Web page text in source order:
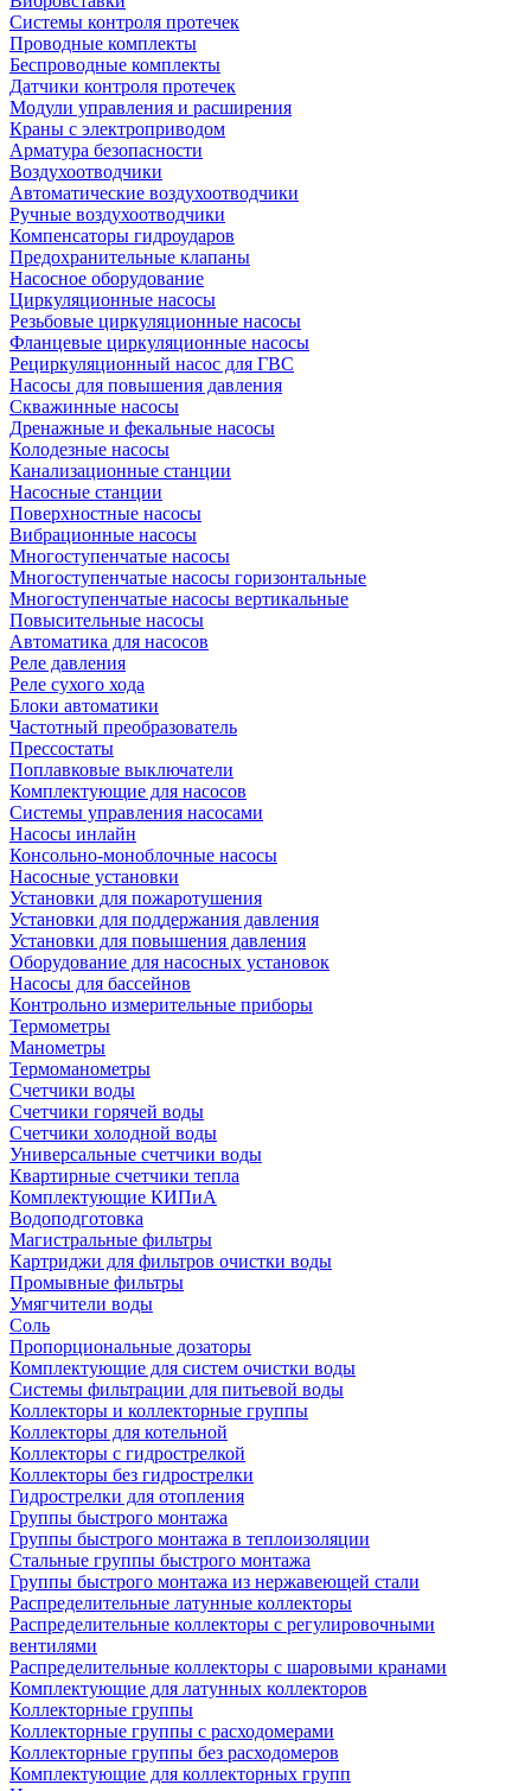
Системы контроля протечек
Проводные комплекты
Беспроводные комплекты
Датчики контроля протечек
Модули управления и расширения
Краны с электроприводом
Арматура безопасности
Воздухоотводчики
Автоматические воздухоотводчики
Ручные воздухоотводчики
Компенсаторы гидроударов
Предохранительные клапаны
Насосное оборудование
Циркуляционные насосы
Резьбовые циркуляционные насосы
Фланцевые циркуляционные насосы
Рециркуляционный насос для ГВС
Насосы для повышения давления
Скважинные насосы
Дренажные и фекальные насосы
Колодезные насосы
Канализационные станции
Насосные станции
Поверхностные насосы
Вибрационные насосы
Многоступенчатые насосы
Многоступенчатые насосы горизонтальные
Многоступенчатые насосы вертикальные
Повысительные насосы
Автоматика для насосов
Реле давления
Реле сухого хода
Блоки автоматики
Частотный преобразователь
Прессостаты
Поплавковые выключатели
Комплектующие для насосов
Системы управления насосами
Насосы инлайн
Консольно-моноблочные насосы
Насосные установки
Установки для пожаротушения
Установки для поддержания давления
Установки для повышения давления
Оборудование для насосных установок
Насосы для бассейнов
Контрольно измерительные приборы
Термометры
Манометры
Термоманометры
Счетчики воды
Счетчики горячей воды
Счетчики холодной воды
Универсальные счетчики воды
Квартирные счетчики тепла
Комплектующие КИПиА
Водоподготовка
Магистральные фильтры
Картриджи для фильтров очистки воды
Промывные фильтры
Умягчители воды
Соль
Пропорциональные дозаторы
Комплектующие для систем очистки воды
Системы фильтрации для питьевой воды
Коллекторы и коллекторные группы
Коллекторы для котельной
Коллекторы с гидрострелкой
Коллекторы без гидрострелки
Гидрострелки для отопления
Группы быстрого монтажа
Группы быстрого монтажа в теплоизоляции
Стальные группы быстрого монтажа
Группы быстрого монтажа из нержавеющей стали
Распределительные латунные коллекторы
Распределительные коллекторы с регулировочными
вентилями
Распределительные коллекторы с шаровыми кранами
Комплектующие для латунных коллекторов
Коллекторные группы
Коллекторные группы с расходомерами
Коллекторные группы без расходомеров
Комплектующие для коллекторных групп